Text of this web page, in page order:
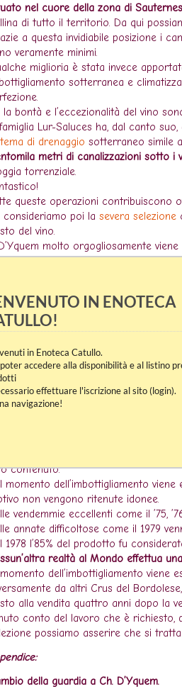
nel cuore della zona di Sauternes
di tutto il territorio. Da qui
a questa invidiabile posizione i
veramente minimi.
miglioria è stata invece
sotterranea e
la bontà e l’eccezionalità del vino
Lur-Saluces ha, dal canto
di drenaggio sotterraneo simile
metri di canalizzazioni sotto i
torrenziale.
queste operazioni contribuiscono
consideriamo poi la severa selezione
del vino.
molto orgogliosamente
di vendemmial'uvaviene raccolta
specialisti, molto spesso gli
storico di tredici come
proprio il 1964 una delle annate in
anche il 1972 il 1974 per lo
ha un potenziale di
e dolce, il pubblico degli
il decimo anno di vita.
un vero peccato non aspettare
vendemmia e certe annate si
ricerca della qualità assoluta e a
vino viene affinato per più di tre anni
contenuto.
momento dell’imbottigliamento
non vengono ritenute idonee.
vendemmie eccellenti come il ’75,
annate difficoltose come il 1979
1978 l’85% del prodotto fu
realtà al Mondo effettua
dell’imbottigliamento viene
da altri Crus del Bordolese,
alla vendita quattro anni dopo la
conto del lavoro che è richiesto,
possiamo asserire che si
della guardia a Ch. D’Yquem.
IN ENOTECA
in Enoteca Catullo.
accedere alla disponibilità e al listino
effettuare l'iscrizione al sito (login).
navigazione!